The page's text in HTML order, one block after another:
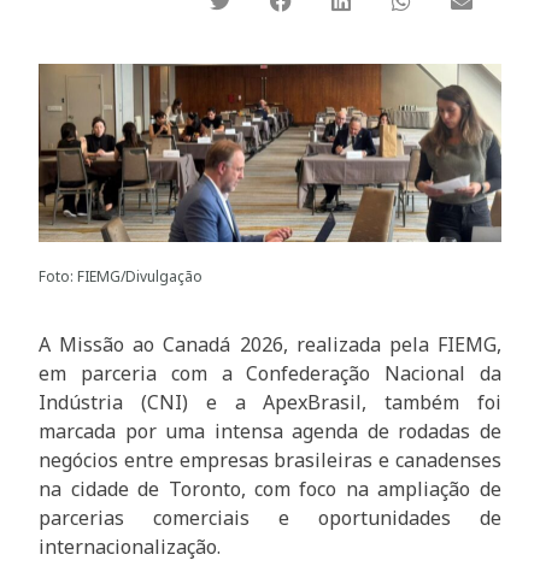
Foto: FIEMG/Divulgação
A Missão ao Canadá 2026, realizada pela FIEMG,
em parceria com a Confederação Nacional da
Indústria (CNI) e a ApexBrasil, também foi
marcada por uma intensa agenda de rodadas de
negócios entre empresas brasileiras e canadenses
na cidade de Toronto, com foco na ampliação de
parcerias comerciais e oportunidades de
internacionalização.